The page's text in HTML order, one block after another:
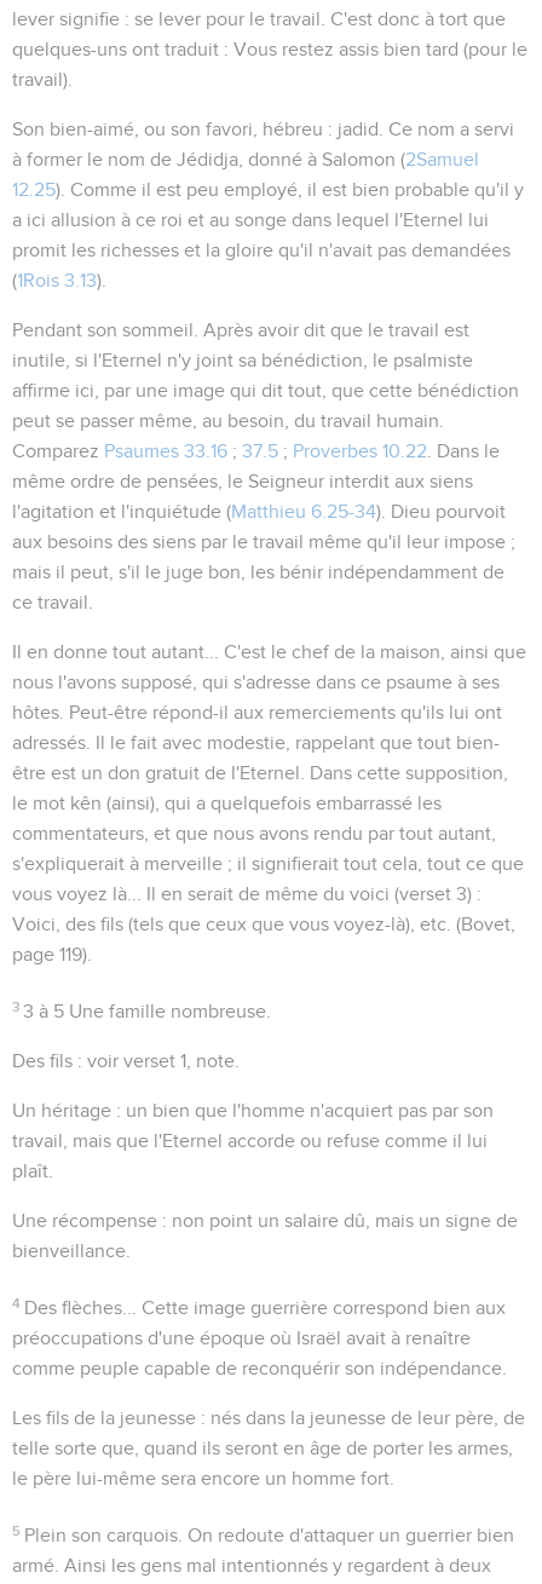
lever signifie : se lever pour le travail. C'est donc à tort que
quelques-uns ont traduit : Vous restez assis bien tard (pour le
travail).
Son bien-aimé , ou son favori , hébreu : jadid . Ce nom a servi
à former le nom de Jédidja , donné à Salomon (2Samuel
12.25). Comme il est peu employé, il est bien probable qu'il y
a ici allusion à ce roi et au songe dans lequel l'Eternel lui
promit les richesses et la gloire qu'il n'avait pas demandées
(1Rois 3.13).
Pendant son sommeil . Après avoir dit que le travail est
inutile, si l'Eternel n'y joint sa bénédiction, le psalmiste
affirme ici, par une image qui dit tout, que cette bénédiction
peut se passer même, au besoin, du travail humain.
Comparez Psaumes 33.16 ; 37.5 ; Proverbes 10.22 . Dans le
même ordre de pensées, le Seigneur interdit aux siens
l'agitation et l'inquiétude (Matthieu 6.25-34). Dieu pourvoit
aux besoins des siens par le travail même qu'il leur impose ;
mais il peut, s'il le juge bon, les bénir indépendamment de
ce travail.
Il en donne tout autant...
C'est le chef de la maison, ainsi que
nous l'avons supposé, qui s'adresse dans ce psaume à ses
hôtes. Peut-être répond-il aux remerciements qu'ils lui ont
adressés. Il le fait avec modestie, rappelant que tout bien-
être est un don gratuit de l'Eternel. Dans cette supposition,
le mot kên (ainsi), qui a quelquefois embarrassé les
commentateurs, et que nous avons rendu par tout autant
s'expliquerait à merveille ; il signifierait tout cela , tout ce que
vous voyez là... Il en serait de même du voici (verset 3) :
Voici, des fils (tels que ceux que vous voyez-là), etc. (Bovet,
page 119).
3 3 à 5 Une famille nombreuse.
Des fils : voir verset 1, note.
Un héritage : un bien que l'homme n'acquiert pas par son
travail, mais que l'Eternel accorde ou refuse comme il lui
plaît.
Une récompense : non point un salaire dû, mais un signe de
bienveillance.
4 Des flèches...
Cette image guerrière correspond bien aux
préoccupations d'une époque où Israël avait à renaître
comme peuple capable de reconquérir son indépendance.
Les fils de la jeunesse : nés dans la jeunesse de leur père, de
telle sorte que, quand ils seront en âge de porter les armes,
le père lui-même sera encore un homme fort
5 Plein son carquois . On redoute d'attaquer un guerrier bien
armé. Ainsi les gens mal intentionnés y regardent à deux